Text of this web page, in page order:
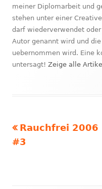
meiner Diplomarbeit und
stehen unter einer
darf wiederverwendet
Autor genannt wird und
uebernommen wird. Eine
untersagt! Zeige alle
Vorheriger
Beitrag:
Rauchfrei 2006
#3